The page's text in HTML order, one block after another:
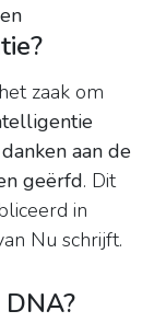
zaak om
aan de
geërfd. Dit
in
Nu schrijft.